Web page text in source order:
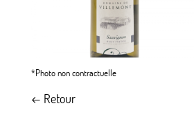
*Photo non contractuelle
← Retour